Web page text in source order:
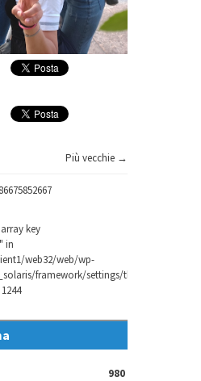
Più vecchie →
key
in
web32/web/wp-
framework/settings/theme-
1244
980